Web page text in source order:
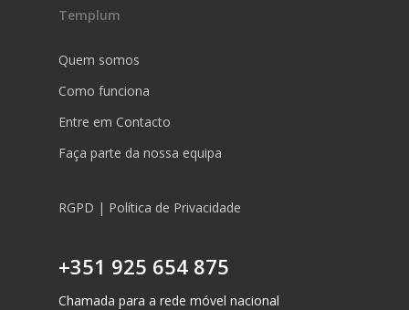
Templum
Quem somos
Como funciona
Entre em Contacto
Faça parte da nossa equipa
RGPD | Política de Privacidade
+351 925 654 875
Chamada para a rede móvel nacional